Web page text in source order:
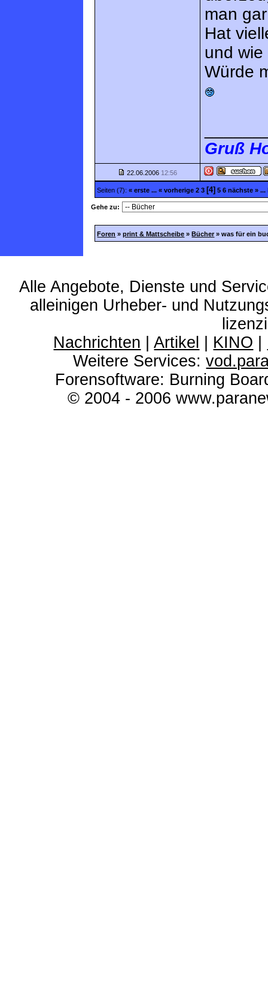
man
Hat
und
Würde
Gruß
22.06.2006 12:56
Seiten (7):« erste ... « vorherige 2 3 [4] 5 6 nächste » ...
Gehe zu:
Foren »print & Mattscheibe »Bücher» was für ein
Alle Angebote, Dienste und
alleinigen Urheber- und
Nachrichten |Artikel KINO
Weitere Services:
Forensoftware: Burning
© 2004 - 2006